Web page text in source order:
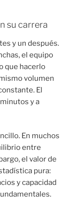
su carrera
y un después.
el equipo
que hacerlo
volumen
El
y a
En muchos
entre
el valor de
pura:
y capacidad